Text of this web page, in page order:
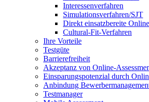
Interessenverfahren
Simulationsverfahren/SJT
Direkt einsatzbereite
Cultural-Fit-Verfahren
Ihre Vorteile
Testgüte
Barrierefreiheit
Akzeptanz von Online-
Einsparungspotenzial durch
Anbindung
Testmanager